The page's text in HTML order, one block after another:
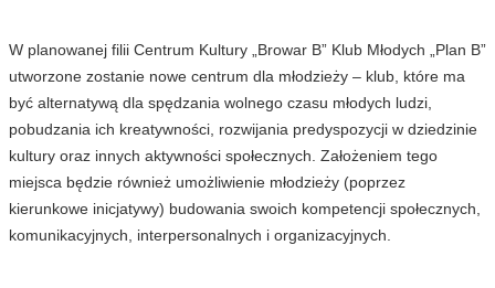
W planowanej filii Centrum Kultury „Browar B” Klub Młodych „Plan B”
utworzone zostanie nowe centrum dla młodzieży – klub, które ma
być alternatywą dla spędzania wolnego czasu młodych ludzi,
pobudzania ich kreatywności, rozwijania predyspozycji w dziedzinie
kultury oraz innych aktywności społecznych. Założeniem tego
miejsca będzie również umożliwienie młodzieży (poprzez
kierunkowe inicjatywy) budowania swoich kompetencji społecznych,
komunikacyjnych, interpersonalnych i organizacyjnych.